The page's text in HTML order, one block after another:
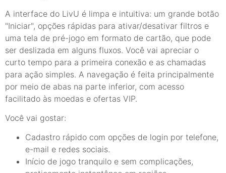
A interface do LivU é limpa e intuitiva: um grande botão
"Iniciar", opções rápidas para ativar/desativar filtros e
uma tela de pré-jogo em formato de cartão, que pode
ser deslizada em alguns fluxos. Você vai apreciar o
curto tempo para a primeira conexão e as chamadas
para ação simples. A navegação é feita principalmente
por meio de abas na parte inferior, com acesso
facilitado às moedas e ofertas VIP.
Você vai gostar:
Cadastro rápido com opções de login por telefone,
e-mail e redes sociais.
Início de jogo tranquilo e sem complicações,